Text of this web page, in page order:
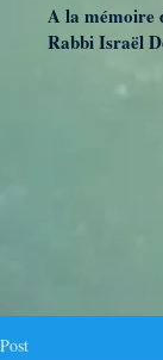
A la mémoire
Rabbi Israël
Post